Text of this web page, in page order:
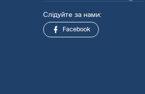
Слідуйте за нами:
Facebook